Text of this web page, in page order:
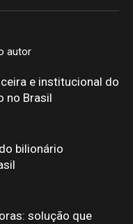
autor
e institucional do
no Brasil
bilionário
solução que